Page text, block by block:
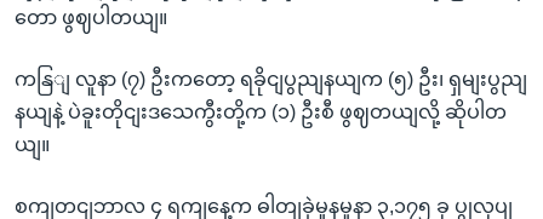
တော ဖွဈပါတယျ။
ကနြျ လူနာ (၇) ဦးကတော့ ရခိုငျပွညျနယျက (၅) ဦး၊ ရှမျးပွညျ
နယျနဲ့ ပဲခူးတိုငျးဒသေကွီးတို့က (၁) ဦးစီ ဖွဈတယျလို့ ဆိုပါတ
ယျ။
စကျတငျဘာလ ၄ ရကျနေ့က ဓါတျခှဲမှုနမူနာ ၃,၁၇၅ ခု ပွုလုပျ